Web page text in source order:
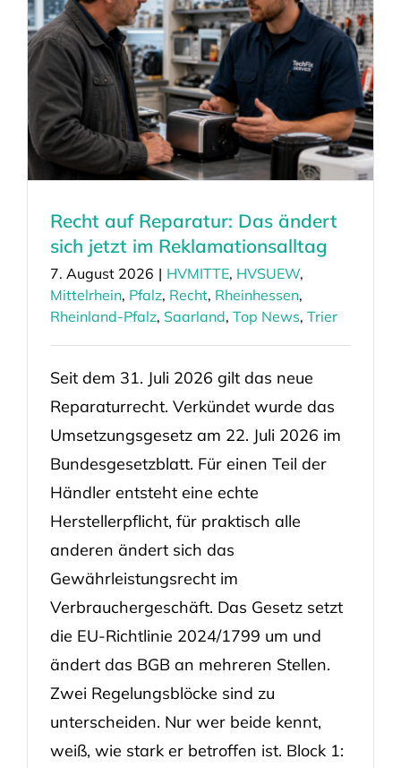
Recht auf Reparatur: Das ändert
sich jetzt im Reklamationsalltag
7. August 2026 | HVMITTE, HVSUEW,
Mittelrhein, Pfalz, Recht, Rheinhessen,
Rheinland-Pfalz, Saarland, Top News, Trier
Seit dem 31. Juli 2026 gilt das neue
Reparaturrecht. Verkündet wurde das
Umsetzungsgesetz am 22. Juli 2026 im
Bundesgesetzblatt. Für einen Teil der
Händler entsteht eine echte
Herstellerpflicht, für praktisch alle
anderen ändert sich das
Gewährleistungsrecht im
Verbrauchergeschäft. Das Gesetz setzt
die EU-Richtlinie 2024/1799 um und
ändert das BGB an mehreren Stellen.
Zwei Regelungsblöcke sind zu
unterscheiden. Nur wer beide kennt,
weiß, wie stark er betroffen ist. Block 1: